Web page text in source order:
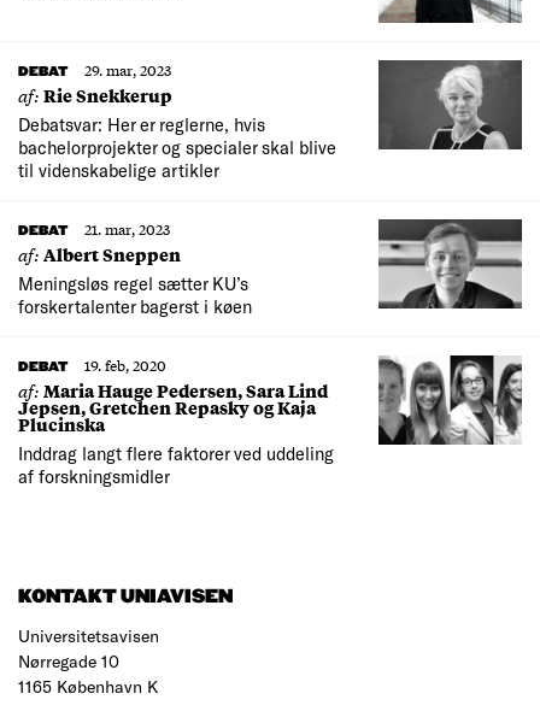
DEBAT 29. mar, 2023
af:Rie Snekkerup
Debatsvar: Her er reglerne, hvis
bachelorprojekter og specialer skal blive
til videnskabelige artikler
DEBAT 21. mar, 2023
af:Albert Sneppen
Meningsløs regel sætter KU’s
forskertalenter bagerst i køen
DEBAT 19. feb, 2020
af:Maria Hauge Pedersen, Sara Lind
Jepsen, Gretchen Repasky og Kaja
Plucinska
Inddrag langt flere faktorer ved uddeling
af forskningsmidler
KONTAKT UNIAVISEN
Universitetsavisen
Nørregade 10
1165 København K